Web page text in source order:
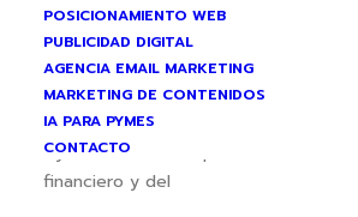
POSICIONAMIENTO WEB
PUBLICIDAD DIGITAL
AGENCIA EMAIL MARKETING
MARKETING DE CONTENIDOS
IA PARA PYMES
CONTACTO
DYNAMIC
SEO + marketing de
Situación
Dynamic es una empresa madrileña
financiero y del